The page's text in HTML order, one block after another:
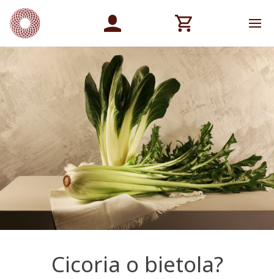
Cicoria o bietola?